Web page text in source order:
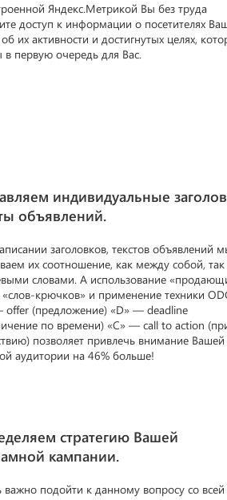
Яндекс.Метрикой Вы без труда
доступ к информации о посетителях
об их активности и достигнутых целях,
в первую очередь для Вас.
индивидуальные
объявлений.
заголовков, текстов объявлений
их соотношение, как между собой, так
словами. А использование
«слов-крючков» и применение техники
offer (предложение) «D» — deadline
по времени) «С» — call to action
позволяет привлечь внимание Вашей
аудитории на 46% больше!
стратегию Вашей
кампании.
подойти к данному вопросу со всей